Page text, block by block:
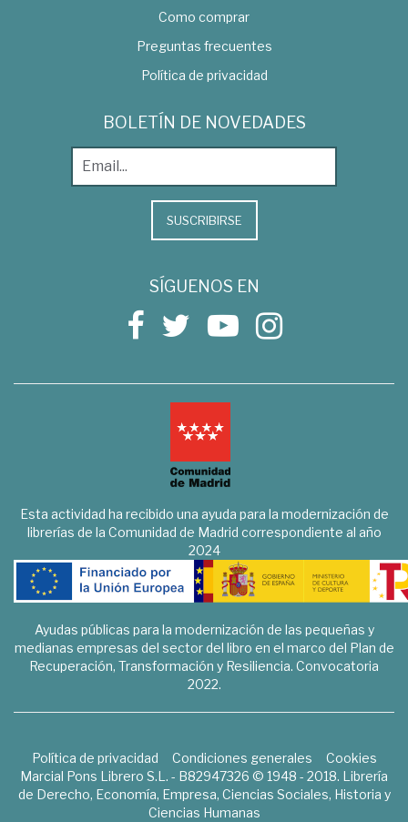
Como comprar
Preguntas frecuentes
Política de privacidad
BOLETÍN DE NOVEDADES
SUSCRIBIRSE
SÍGUENOS EN
Esta actividad ha recibido una ayuda para la modernización de
librerías de la Comunidad de Madrid correspondiente al año
2024
Ayudas públicas para la modernización de las pequeñas y
medianas empresas del sector del libro en el marco del Plan de
Recuperación, Transformación y Resiliencia. Convocatoria
2022.
Política de privacidad Condiciones generales
Cookies
Marcial Pons Librero S.L. - B82947326 © 1948 - 2018. Librería
de Derecho, Economía, Empresa, Ciencias Sociales, Historia y
Ciencias Humanas